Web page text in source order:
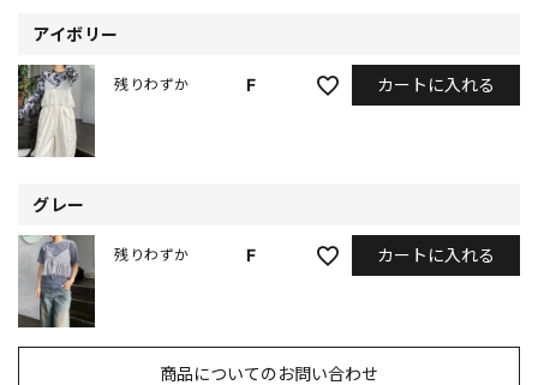
アイボリー
F
残りわずか カートに入れる
グレー
F
残りわずか カートに入れる
商品についてのお問い合わせ